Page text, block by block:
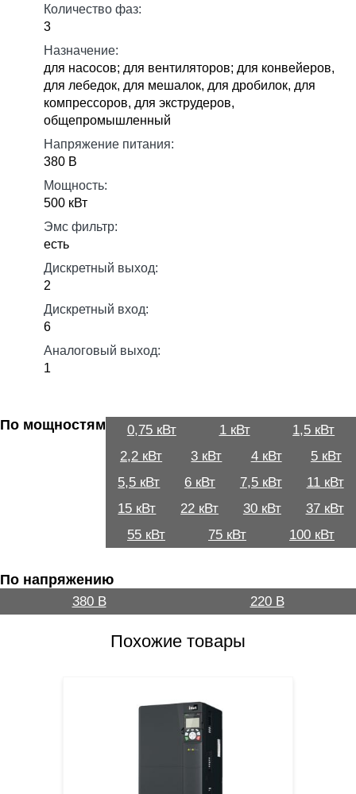
Количество фаз:
3
Назначение:
для насосов; для вентиляторов; для конвейеров,
для лебедок, для мешалок, для дробилок, для
компрессоров, для экструдеров,
общепромышленный
Напряжение питания:
380 В
Мощность:
500 кВт
Эмс фильтр:
есть
Дискретный выход:
2
Дискретный вход:
6
Аналоговый выход:
1
По мощностям 0,75 кВт 1 кВт
1,5 кВт
2,2 кВт
3 кВт 4 кВт
5 кВт
5,5 кВт
6 кВт 7,5 кВт
11 кВт
15 кВт
22 кВт 30 кВт
37 кВт
55 кВт
75 кВт 100 кВт
По напряжению
380 В 220 В
Похожие товары